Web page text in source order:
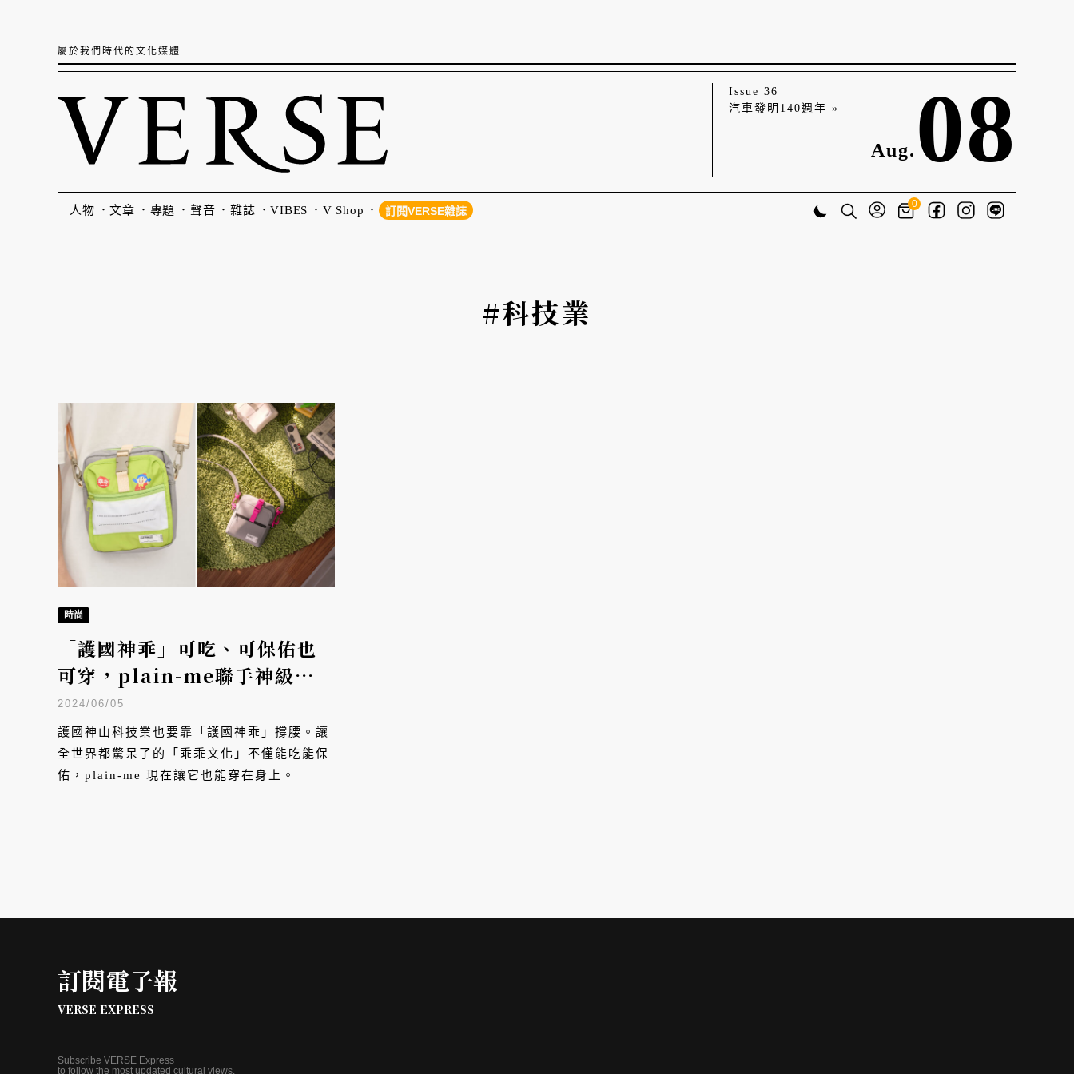
屬於我們時代的文化媒體
Issue 36
汽車發明140週年 »
Aug. 08
人物 文章 專題 聲音 雜誌 VIBES V Shop 訂閱VERSE雜誌
0
#科技業
時尚
「護國神乖」可吃、可保佑也
可穿，plain-me聯手神級零
食乖乖登上COMPUTEX
2024
2024/06/05
護國神山科技業也要靠「護國神乖」撐腰。讓
全世界都驚呆了的「乖乖文化」不僅能吃能保
佑，plain-me 現在讓它也能穿在身上。
訂閱電子報
VERSE EXPRESS
Subscribe VERSE Express
to follow the most updated cultural views.